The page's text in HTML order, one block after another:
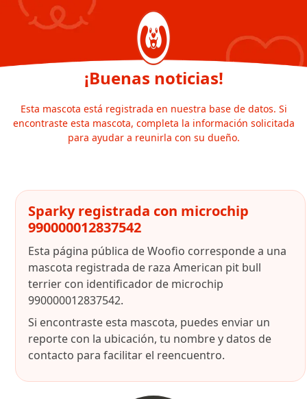
¡Buenas noticias!
Esta mascota está registrada en nuestra base de datos. Si
encontraste esta mascota, completa la información solicitada
para ayudar a reunirla con su dueño.
Sparky registrada con microchip
990000012837542
Esta página pública de Woofio corresponde a una
mascota registrada de raza American pit bull
terrier con identificador de microchip
990000012837542.
Si encontraste esta mascota, puedes enviar un
reporte con la ubicación, tu nombre y datos de
contacto para facilitar el reencuentro.